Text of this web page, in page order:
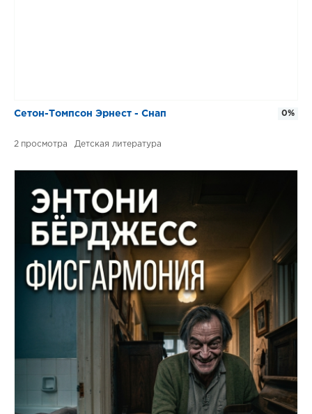
Сетон-Томпсон Эрнест - Снап
2 Детская литература
0%